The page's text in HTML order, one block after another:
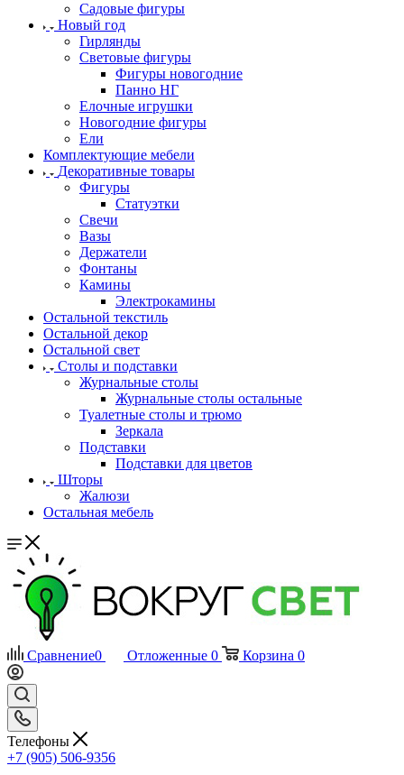
Садовые фигуры
Новый год
Гирлянды
Световые фигуры
Фигуры новогодние
Панно НГ
Елочные игрушки
Новогодние фигуры
Ели
Комплектующие мебели
Декоративные товары
Фигуры
Статуэтки
Свечи
Вазы
Держатели
Фонтаны
Камины
Электрокамины
Остальной текстиль
Остальной декор
Остальной свет
Столы и подставки
Журнальные столы
Журнальные столы остальные
Туалетные столы и трюмо
Зеркала
Подставки
Подставки для цветов
Шторы
Жалюзи
Остальная мебель
Сравнение0 Отложенные 0 Корзина 0
Телефоны
+7 (905) 506-9356